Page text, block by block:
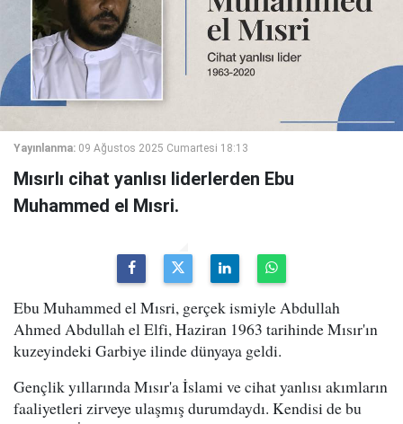
Yayınlanma: 09 Ağustos 2025 Cumartesi 18:13
Mısırlı cihat yanlısı liderlerden Ebu
Muhammed el Mısri.
Ebu Muhammed el Mısri, gerçek ismiyle Abdullah
Ahmed Abdullah el Elfi, Haziran 1963 tarihinde Mısır'ın
kuzeyindeki Garbiye ilinde dünyaya geldi.
Gençlik yıllarında Mısır'a İslami ve cihat yanlısı akımların
faaliyetleri zirveye ulaşmış durumdaydı. Kendisi de bu